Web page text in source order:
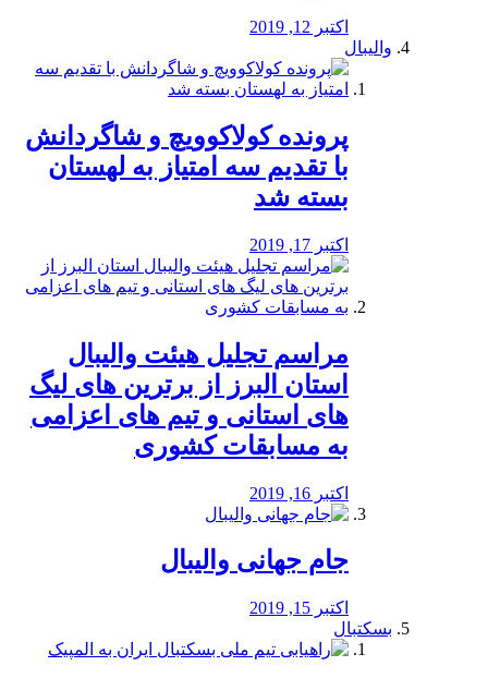
اکتبر 12, 2019
والیبال
پرونده کولاکوویچ و شاگردانش
با تقدیم سه امتیاز به لهستان
بسته شد
اکتبر 17, 2019
مراسم تجلیل هیئت والیبال
استان البرز از برترین های لیگ
های استانی و تیم های اعزامی
به مسابقات کشوری
اکتبر 16, 2019
جام جهانی والیبال
اکتبر 15, 2019
بسکتبال